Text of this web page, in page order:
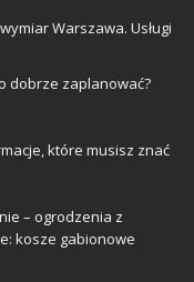
Warszawa. Usługi
dobrze zaplanować?
które musisz znać
– ogrodzenia z
kosze gabionowe